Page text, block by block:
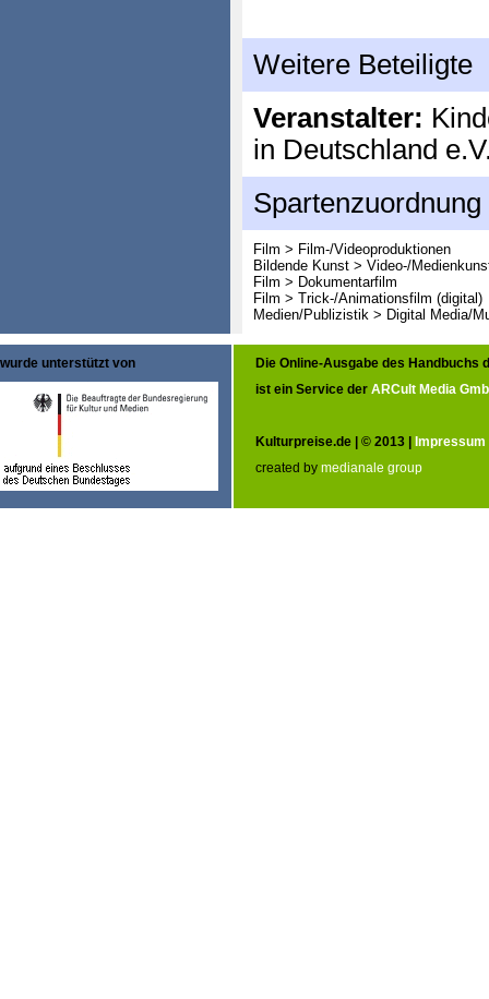
Weitere Beteiligte
Veranstalter:
in Deutschland
Spartenzuordnung
Film > Film-/Videoproduktionen
Bildende Kunst > Video-/
Film > Dokumentarfilm
Film > Trick-/Animationsfilm (digital)
Medien/Publizistik > Digital Media/
wurde unterstützt von
Die Online-Ausgabe des Handbuchs
ist ein Service der ARCult Media
Kulturpreise.de | © 2013 | Impressum
created by medianale group